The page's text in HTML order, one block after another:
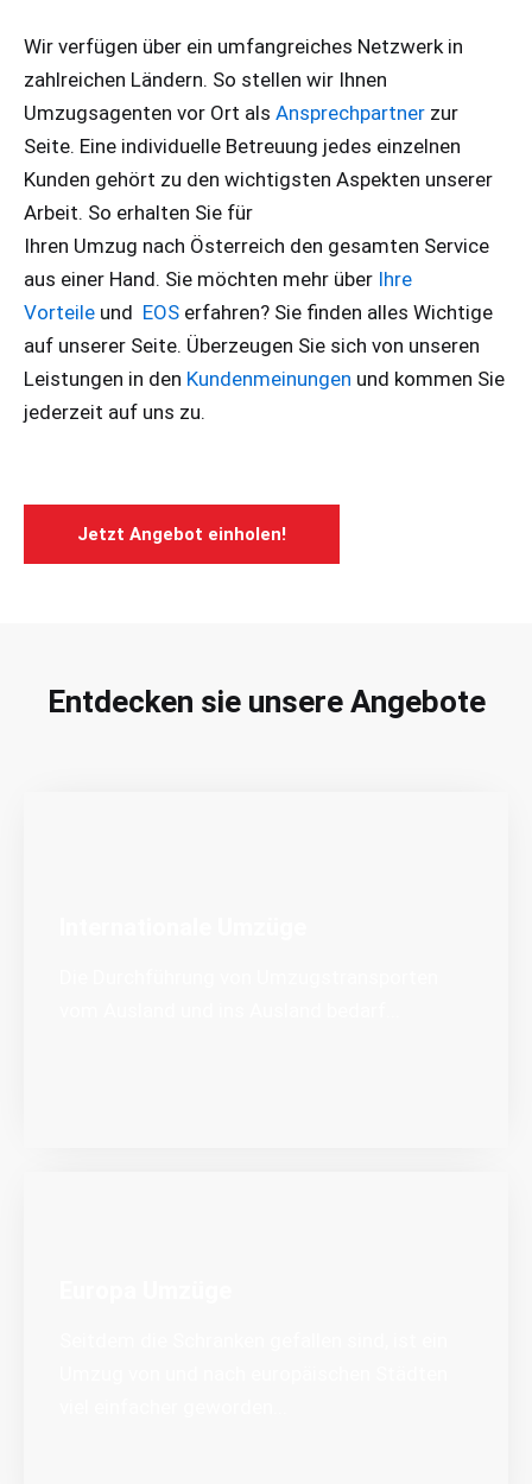
Wir verfügen über ein umfangreiches Netzwerk in
zahlreichen Ländern. So stellen wir Ihnen
Umzugsagenten vor Ort als Ansprechpartner zur
Seite. Eine individuelle Betreuung jedes einzelnen
Kunden gehört zu den wichtigsten Aspekten unserer
Arbeit. So erhalten Sie für
Ihren Umzug nach Österreich den gesamten Service
aus einer Hand. Sie möchten mehr über Ihre
Vorteile und EOS erfahren? Sie finden alles Wichtige
auf unserer Seite. Überzeugen Sie sich von unseren
Leistungen in den Kundenmeinungen und kommen Sie
jederzeit auf uns zu.
Jetzt Angebot einholen!
Entdecken sie unsere Angebote